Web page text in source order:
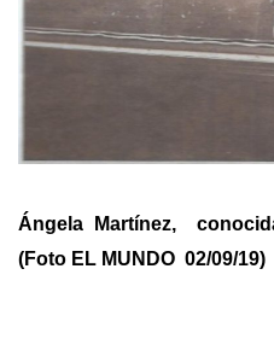
Ángela Martínez,
(Foto EL MUNDO 02/09/19)